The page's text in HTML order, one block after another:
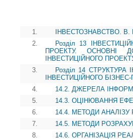
1.
ІНВЕСТОЗНАВСТВО. В.
2.
Розділ 13
ПРОЕКТУ. ОСНОВНІ
ІНВЕСТИЦІЙНОГО
3.
Розділ 14
ІНВЕСТИЦІЙНОГО
4.
14.2. ДЖЕРЕЛА
5.
14.3. ОЦІНЮВАННЯ
6.
14.4. МЕТОДИ
7.
14.5. МЕТОДИ
8.
14.6. ОРГАНІЗАЦІЯ